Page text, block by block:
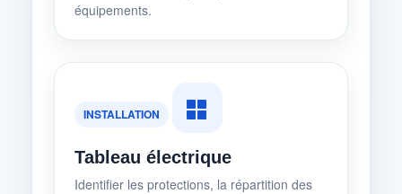
équipements.
INSTALLATION
Tableau électrique
Identifier les protections, la répartition des